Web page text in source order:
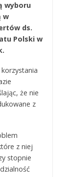
wyboru
w
ds.
Polski w
że nie
z
z niej
stopnie